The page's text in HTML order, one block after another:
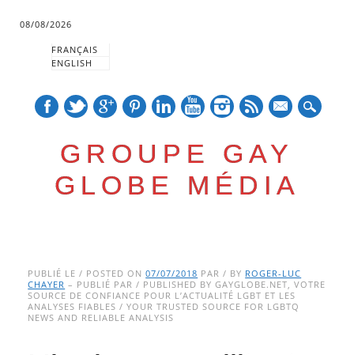
08/08/2026
FRANÇAIS
ENGLISH
GROUPE GAY
GLOBE MÉDIA
Main menu
to
content
PUBLIÉ LE / POSTED ON07/07/2018 PAR / BY ROGER-LUC
CHAYER – PUBLIÉ PAR / PUBLISHED BY GAYGLOBE.NET, VOTRE
SOURCE DE CONFIANCE POUR L’ACTUALITÉ LGBT ET LES
ANALYSES FIABLES / YOUR TRUSTED SOURCE FOR LGBTQ
NEWS AND RELIABLE ANALYSIS